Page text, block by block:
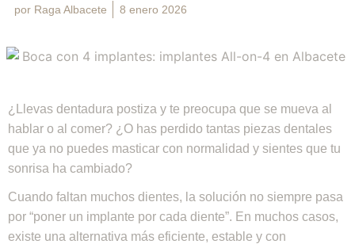
por Raga Albacete 8 enero 2026
¿Llevas dentadura postiza y te preocupa que se mueva al
hablar o al comer? ¿O has perdido tantas piezas dentales
que ya no puedes masticar con normalidad y sientes que tu
sonrisa ha cambiado?
Cuando faltan muchos dientes, la solución no siempre pasa
por “poner un implante por cada diente”. En muchos casos,
existe una alternativa más eficiente, estable y con